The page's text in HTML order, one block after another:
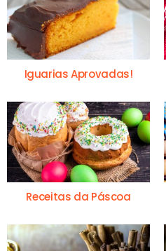
Iguarias Aprovadas!
Receitas da Páscoa